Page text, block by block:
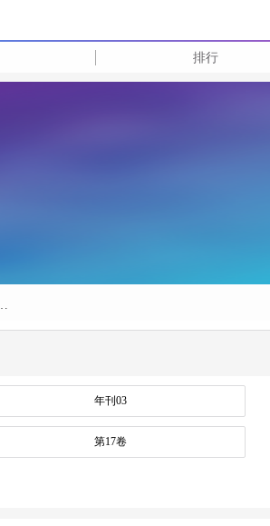
排行
年刊03
第17卷